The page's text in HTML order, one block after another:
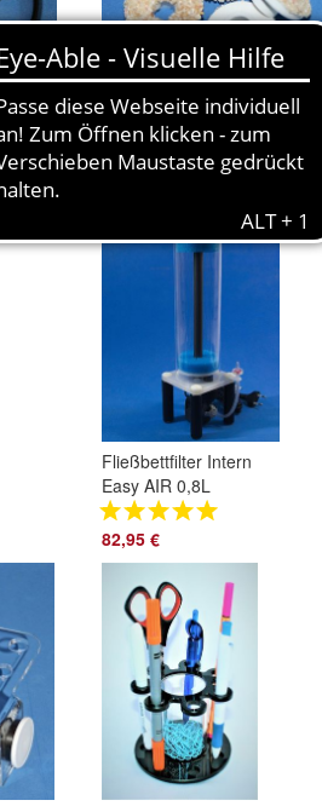
KnePo
Kunststofftechnik
Ablegersteine /
Riffstecker 12 Stück
12,95 €
Fließbettfilter Intern
Easy AIR 0,8L
82,95 €